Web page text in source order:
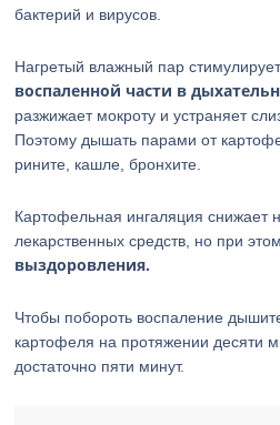
бактерий и вирусов.
Нагретый влажный пар
воспаленной части в
разжижает мокроту и устраняет
Поэтому дышать парами от
рините, кашле, бронхите.
Картофельная ингаляция снижает
лекарственных средств, но при
выздоровления.
Чтобы побороть воспаление
картофеля на протяжении десяти
достаточно пяти минут.